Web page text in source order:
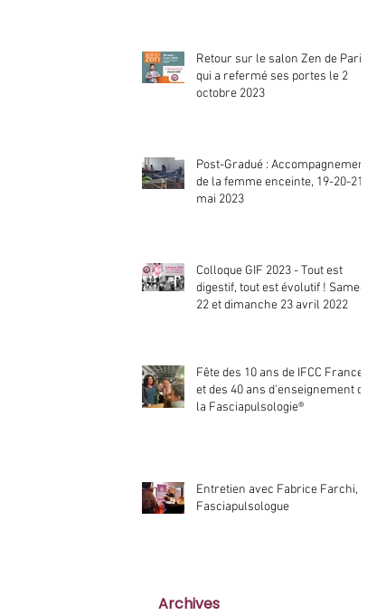
Retour sur le salon Zen de Paris
qui a refermé ses portes le 2
octobre 2023
Post-Gradué : Accompagnement
de la femme enceinte, 19-20-21
mai 2023
Colloque GIF 2023 - Tout est
digestif, tout est évolutif ! Samedi
22 et dimanche 23 avril 2022
Fête des 10 ans de IFCC France
et des 40 ans d'enseignement de
la Fasciapulsologie®
Entretien avec Fabrice Farchi,
Fasciapulsologue
Archives